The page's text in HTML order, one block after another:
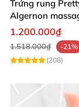
Đừng chần
Iroha Rin+ từ
cao. Mua
(Tổng: 528 từ)
Trứng rung
Algernon
12 chế độ
1.200.000₫
1.518.000₫
-21%
(208)